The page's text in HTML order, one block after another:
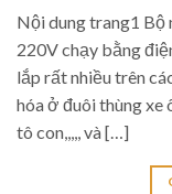
Nội dung trang1 Bộ
220V chạy bằng
lắp rất nhiều trên
hóa ở đuôi thùng xe
tô con,,,,, và […]